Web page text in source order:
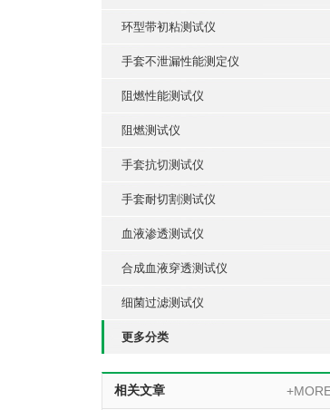
环型带初粘测试仪
手套不泄漏性能测定仪
阻燃性能测试仪
阻燃测试仪
手套抗切测试仪
手套耐切割测试仪
血液渗透测试仪
合成血液穿透测试仪
细菌过滤测试仪
更多分类
相关文章